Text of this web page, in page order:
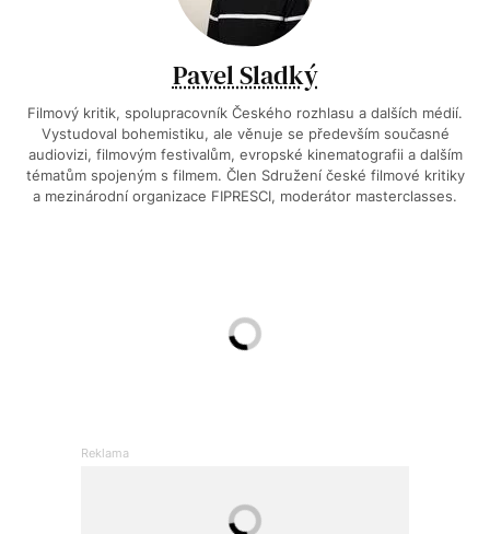
Pavel Sladký
Filmový kritik, spolupracovník Českého rozhlasu a dalších médií.
Vystudoval bohemistiku, ale věnuje se především současné
audiovizi, filmovým festivalům, evropské kinematografii a dalším
tématům spojeným s filmem. Člen Sdružení české filmové kritiky
a mezinárodní organizace FIPRESCI, moderátor masterclasses.